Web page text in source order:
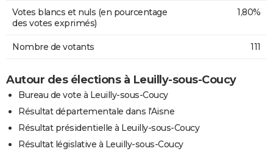
Votes blancs et nuls (en pourcentage
des votes exprimés)
1,80%
Nombre de votants 111
Autour des élections à Leuilly-sous-Coucy
Bureau de vote à Leuilly-sous-Coucy
Résultat départementale dans l'Aisne
Résultat présidentielle à Leuilly-sous-Coucy
Résultat législative à Leuilly-sous-Coucy